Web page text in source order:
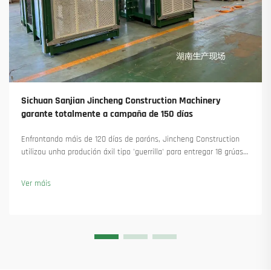
Sichuan Sanjian Jincheng Construction Machinery
garante totalmente a campaña de 150 días
Enfrontando máis de 120 días de paróns, Jincheng Construction
utilizou unha produción áxil tipo 'guerrilla' para entregar 18 grúas
manteu a produción en marcha. Saiba máis.
Ver máis